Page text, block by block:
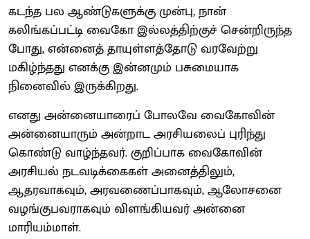
கடந்த பல ஆண்டுகளுக்கு முன்பு, நான்
கலிங்கப்பட்டி வைகோ இல்லத்திற்குச் சென்றிருந்த
போது, என்னைத் தாயுள்ளத்தோடு வரவேற்று
மகிழ்ந்தது எனக்கு இன்னமும் பசுமையாக
நினைவில் இருக்கிறது.
எனது அன்னையாரைப் போலவே வைகோவின்
அன்னையாரும் அன்றாட அரசியலைப் புரிந்து
கொண்டு வாழ்ந்தவர். குறிப்பாக வைகோவின்
அரசியல் நடவடிக்கைகள் அனைத்திலும்,
ஆதரவாகவும், அரவணைப்பாகவும், ஆலோசனை
வழங்குபவராகவும் விளங்கியவர் அன்னை
மாரியம்மாள்.